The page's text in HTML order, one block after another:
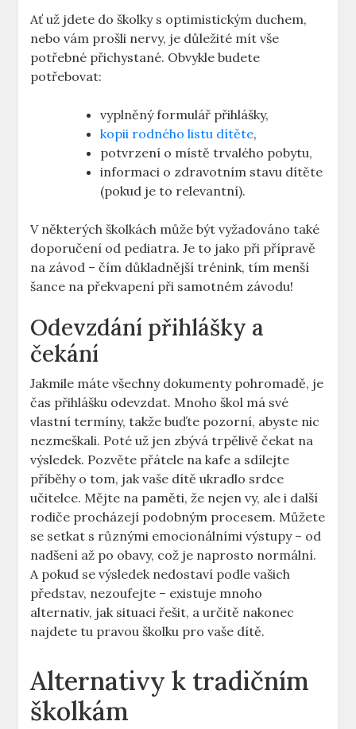
Ať ⁤už jdete do školky s optimistickým‌ duchem,
nebo vám prošli nervy, je důležité mít vše
potřebné⁤ přichystané. Obvykle budete⁣
potřebovat:
vyplněný ‍formulář přihlášky,
kopii rodného listu dítěte,
potvrzení o místě trvalého ⁢pobytu,
informaci‌ o zdravotním ⁣stavu dítěte
(pokud je ⁣to relevantní).
V některých školkách může být⁣ vyžadováno také
⁤doporučení od ‌pediatra. Je to jako při⁢ přípravě
na závod – čím důkladnější trénink, tím⁢ menší
‌šance na překvapení‌ při samotném závodu!
Odevzdání přihlášky a
čekání
Jakmile máte všechny dokumenty pohromadě, je
čas ​přihlášku odevzdat. Mnoho škol má své
vlastní termíny, takže buďte pozorní, abyste nic
nezmeškali. Poté ⁢už jen zbývá trpělivě čekat na
výsledek. Pozvěte‌ přátele na ⁤kafe‌ a ⁤sdílejte
příběhy o tom, jak vaše dítě ukradlo srdce
učitelce. Mějte na paměti, že nejen vy, ale i další
rodiče procházejí podobným procesem.‌ Můžete
se ⁢setkat s různými emocionálními výstupy – od
nadšení ‍až po obavy, což je naprosto‍ normální.
A ​pokud⁣ se výsledek nedostaví podle vašich
představ, nezoufejte – ​existuje mnoho
alternativ, jak ⁢situaci řešit, a určitě nakonec
⁢najdete tu pravou školku pro vaše dítě.
Alternativy k tradičním
školkám